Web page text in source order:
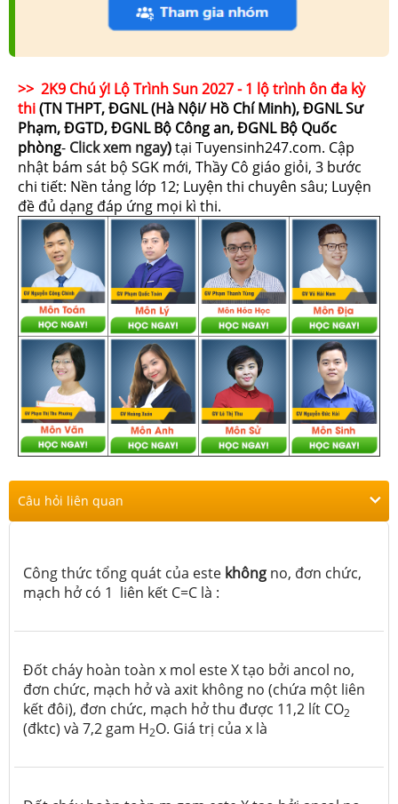
>> 2K9 Chú ý! Lộ Trình Sun 2027 - 1 lộ trình ôn đa kỳ
thi(TN THPT, ĐGNL (Hà Nội/ Hồ Chí Minh), ĐGNL Sư
Phạm, ĐGTD, ĐGNL Bộ Công an, ĐGNL Bộ Quốc
phòng- Click xem ngay)tại Tuyensinh247.com. Cập
nhật bám sát bộ SGK mới, Thầy Cô giáo giỏi, 3 bước
chi tiết: Nền tảng lớp 12; Luyện thi chuyên sâu; Luyện
đề đủ dạng đáp ứng mọi kì thi.
Câu hỏi liên quan
Công thức tổng quát của este không no, đơn chức,
mạch hở có 1 liên kết C=C là :
Đốt cháy hoàn toàn x mol este X tạo bởi ancol no,
đơn chức, mạch hở và axit không no (chứa một liên
kết đôi), đơn chức, mạch hở thu được 11,2 lít CO2
(đktc) và 7,2 gam H2O. Giá trị của x là